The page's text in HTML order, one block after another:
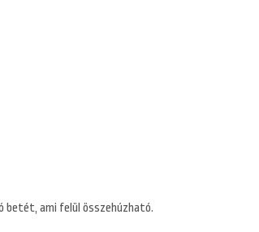
betét, ami felül összehúzható.